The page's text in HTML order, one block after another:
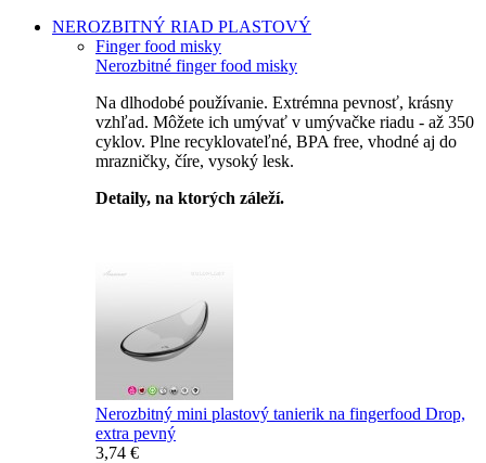
NEROZBITNÝ RIAD PLASTOVÝ
Finger food misky
Nerozbitné finger food misky
Na dlhodobé používanie. Extrémna pevnosť, krásny
vzhľad. Môžete ich umývať v umývačke riadu - až 350
cyklov. Plne recyklovateľné, BPA free, vhodné aj do
mrazničky, číre, vysoký lesk.
Detaily, na ktorých záleží.
Nerozbitný mini plastový tanierik na fingerfood Drop,
extra pevný
3,74 €